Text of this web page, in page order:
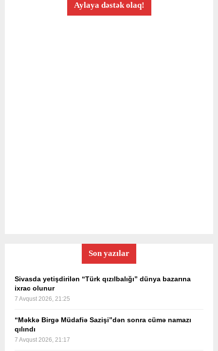
Aylaya dəstək olaq!
Son yazılar
Sivasda yetişdirilən “Türk qızılbalığı” dünya bazarına
ixrac olunur
7 Avqust 2026, 21:25
“Məkkə Birgə Müdafiə Sazişi”dən sonra cümə namazı
qılındı
7 Avqust 2026, 21:17